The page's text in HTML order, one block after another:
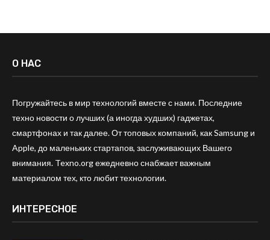
О НАС
Погружайтесь в мир технологий вместе с нами. Последние
техно новости о лучших (а иногда худших) гаджетах,
смартфонах и так далее. От топовых компаний, как Samsung и
Apple, до маленьких стартапов, заслуживающих Вашего
внимания. Texno.org ежедневно снабжает важным
материалом тех, кто любит технологии.
ИНТЕРЕСНОЕ